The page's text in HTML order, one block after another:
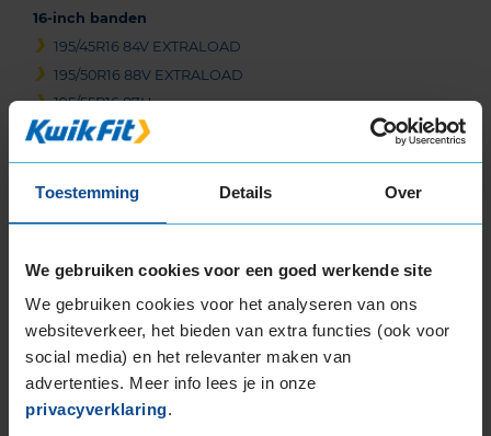
Toestemming Details Over
We gebruiken cookies voor een goed werkende site
We gebruiken cookies voor het analyseren van ons
websiteverkeer, het bieden van extra functies (ook voor
social media) en het relevanter maken van
advertenties. Meer info lees je in onze
privacyverklaring.
16-inch banden
195/45R16 84V EXTRALOAD
195/50R16 88V EXTRALOAD
195/55R16 87H
195/55R16 87V
195/55R16 91H EXTRALOAD
195/55R16 91V EXTRALOAD
205/55R16 91H
205/55R16 91V
205/55R16 91W
205/55R16 91W
205/55R16 91W
205/55R16 91W RUNFLAT